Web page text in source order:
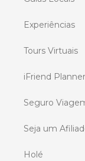
Experiências
Tours Virtuais
iFriend Planner
Seguro
Seja um
Holé